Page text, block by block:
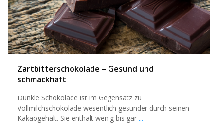
Zartbitterschokolade – Gesund und
schmackhaft
Dunkle Schokolade ist im Gegensatz zu
Vollmilchschokolade wesentlich gesünder durch seinen
Kakaogehalt. Sie enthält wenig bis gar ...